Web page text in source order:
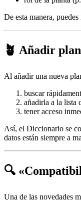
De esta manera,
🪴 Añadir
Al añadir una nueva
buscar
añadirla a la lista
tener acceso
Así, el Diccionario se
datos están siempre a
🔍
Una de las novedades